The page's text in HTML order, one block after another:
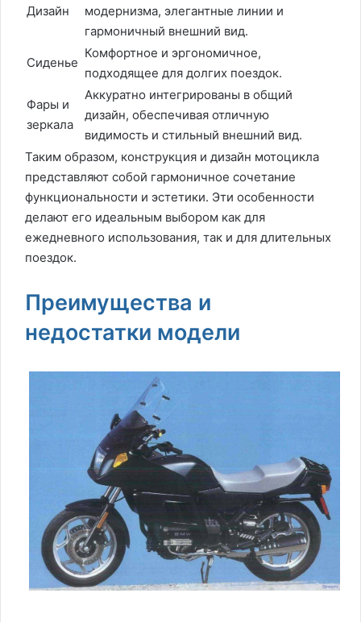
Дизайн
модернизма, элегантные линии и
гармоничный внешний вид.
Сиденье
Комфортное и эргономичное,
подходящее для долгих поездок.
Фары и
зеркала
Аккуратно интегрированы в общий
дизайн, обеспечивая отличную
видимость и стильный внешний вид.
Таким образом, конструкция и дизайн мотоцикла
представляют собой гармоничное сочетание
функциональности и эстетики. Эти особенности
делают его идеальным выбором как для
ежедневного использования, так и для длительных
поездок.
Преимущества и
недостатки модели